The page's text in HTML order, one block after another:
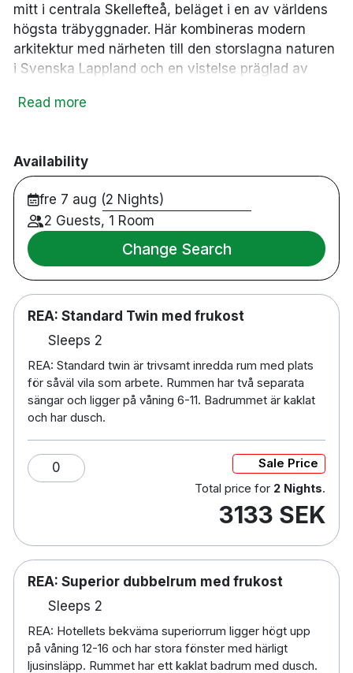
mitt i centrala Skellefteå, beläget i en av världens
högsta träbyggnader. Här kombineras modern
arkitektur med närheten till den storslagna naturen
i Svenska Lappland och en vistelse präglad av
matupplevelser.
med olika inriktningar – från lokala och samiska
smaker till asiatiskt inspirerad gastronomi. På
hotellets spa högt upp i byggnaden väntar pool,
bastu och avkoppling med fantastisk utsikt över
staden och det omgivande landskapet.
Rullstolsanpassat
Rökfritt hotell
Husdjur är välkomna mot en avgift. Ange i
kommentarsfältet vid bokning om du önskar
ett djurvänligt rum, då antalet är begränsat.
Extrasäng kan bokas mot en avgift och måste
förbokas direkt med hotellet
250 m till Skellefteå Busstation
19 km till Skellefteå Flygplats
Read more
Availability
fre 7 aug (2 Nights)
2 Guests, 1 Room
Change Search
REA: Standard Twin med frukost
Sleeps 2
REA: Standard twin är trivsamt inredda rum med plats
för såväl vila som arbete. Rummen har två separata
sängar och ligger på våning 6-11. Badrummet är kaklat
och har dusch.
0
Sale Price
Total price for 2 Nights.
3133 SEK
REA: Superior dubbelrum med frukost
Sleeps 2
REA: Hotellets bekväma superiorrum ligger högt upp
på våning 12-16 och har stora fönster med härligt
ljusinsläpp. Rummet har ett kaklat badrum med dusch.